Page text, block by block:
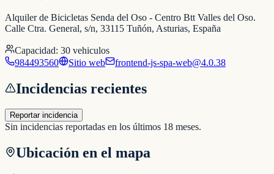
Alquiler de Bicicletas Senda del Oso - Centro Btt Valles del Oso.
Calle Ctra. General, s/n, 33115 Tuñón, Asturias, España
Capacidad: 30 vehiculos
984493560
Sitio web frontend-js-spa-web@4.0.38
Incidencias recientes
Reportar incidencia
Sin incidencias reportadas en los últimos 18 meses.
Ubicación en el mapa